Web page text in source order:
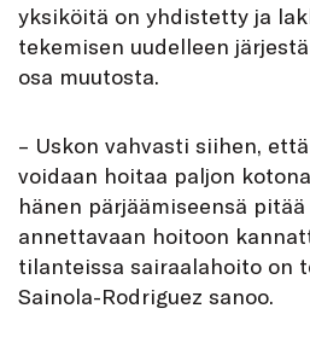
yksiköitä on yhdistetty ja
tekemisen uudelleen
osa muutosta.
– Uskon vahvasti siihen,
voidaan hoitaa paljon
hänen pärjäämiseensä
annettavaan hoitoon
tilanteissa sairaalahoito on
Sainola-Rodriguez sanoo.